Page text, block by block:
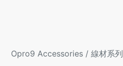
Opro9 Accessories / 線材系列